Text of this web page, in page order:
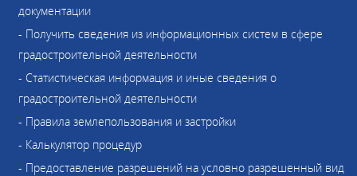
документации
- Получить сведения из информационных систем в сфере
градостроительной деятельности
- Статистическая информация и иные сведения о
градостроительной деятельности
- Правила землепользования и застройки
- Калькулятор процедур
- Предоставление разрешений на условно разрешенный вид